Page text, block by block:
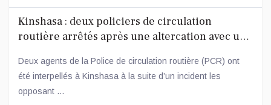
Kinshasa : deux policiers de circulation
routière arrêtés après une altercation avec un
Deux agents de la Police de circulation routière (PCR) ont
été interpellés à Kinshasa à la suite d’un incident les
opposant ...